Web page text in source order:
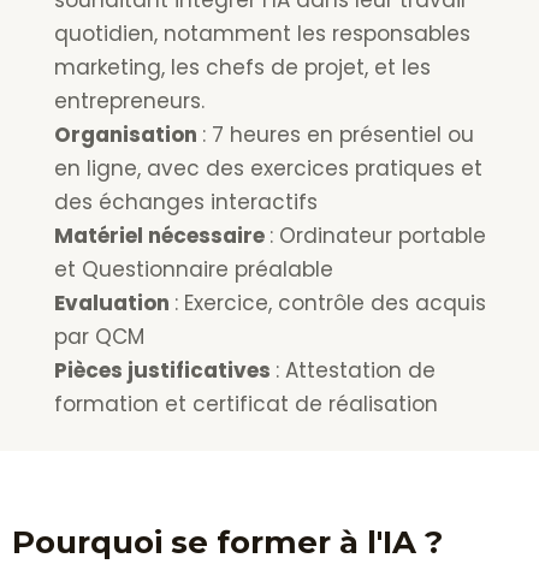
quotidien, notamment les responsables
marketing, les chefs de projet, et les
entrepreneurs.
Organisation : 7 heures en présentiel ou
en ligne, avec des exercices pratiques et
des échanges interactifs
Matériel nécessaire : Ordinateur portable
et Questionnaire préalable
Evaluation : Exercice, contrôle des acquis
par QCM
Pièces justificatives : Attestation de
formation et certificat de réalisation
Pourquoi se former à l'IA ?